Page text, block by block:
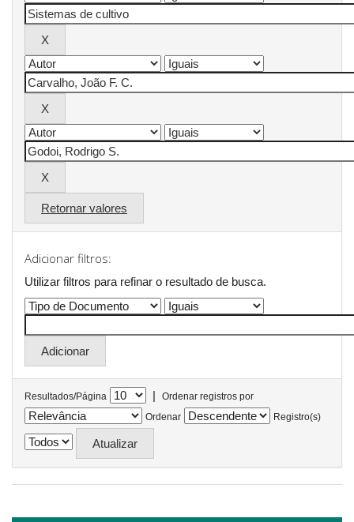
Retornar valores
Adicionar filtros:
Utilizar filtros para refinar o resultado de busca.
Resultados/Página |
Ordenar registros por
Ordenar
Registro(s)